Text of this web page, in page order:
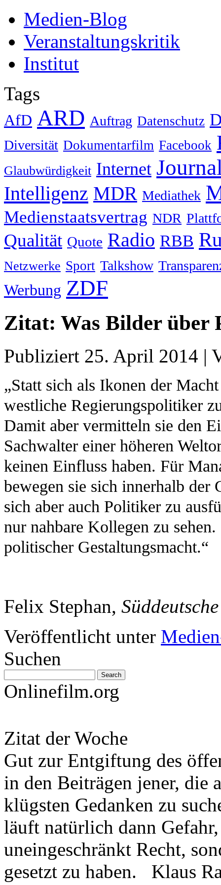
Medien-Blog
Veranstaltungskritik
Institut
Tags
AfD ARD Auftrag Datenschutz
Diversität Dokumentarfilm Facebook
Glaubwürdigkeit Internet
Intelligenz MDR Mediathek
Medienstaatsvertrag NDR
Qualität Quote Radio RBB
Netzwerke Sport Talkshow
Werbung ZDF
Zitat: Was Bilder über
Publiziert 25. April 2014 |
„Statt sich als Ikonen der
westliche Regierungspolitiker
Damit aber vermitteln sie den
Sachwalter einer höheren
keinen Einfluss haben. Für
bewegen sie sich innerhalb der
sich aber auch Politiker zu
nur nahbare Kollegen zu
politischer Gestaltungsmacht.“
Felix Stephan,
Veröffentlicht unter
Suchen
Onlinefilm.org
Zitat der Woche
Gut zur Entgiftung des
in den Beiträgen jener, die
klügsten Gedanken zu
läuft natürlich dann
uneingeschränkt Recht,
gesetzt zu haben. Klaus